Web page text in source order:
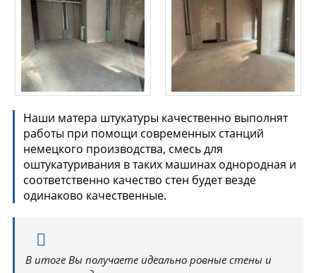
Наши матера штукатуры качественно выполнят
работы при помощи современных станций
немецкого производства, смесь для
оштукатуривания в таких машинах однородная и
соответственно качество стен будет везде
одинаково качественные.
В итоге Вы получаете идеально ровные стены и